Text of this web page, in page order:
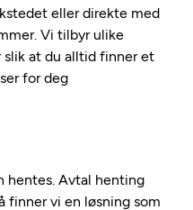
eller direkte med
Vi tilbyr ulike
slik at du alltid finner et
for deg
hentes. Avtal henting
finner vi en løsning som